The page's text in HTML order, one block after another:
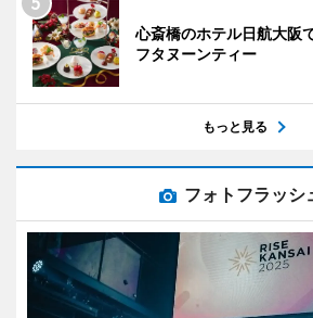
心斎橋のホテル日航大阪
フタヌーンティー
もっと見る
フォトフラッシ